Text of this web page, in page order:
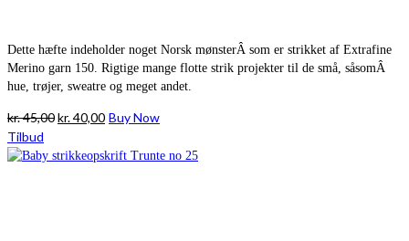
Dette hæfte indeholder noget Norsk mønsterÂ som er strikket af Extrafine
Merino garn 150. Rigtige mange flotte strik projekter til de små, såsomÂ
hue, trøjer, sweatre og meget andet.
kr.45,00Den
pris
kr.40,00Den
pris
Buy Now
Tilbud